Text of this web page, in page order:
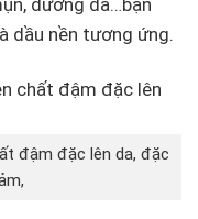
dưỡng da…bạn
dầu nền tương ứng.
đậm đặc lên da, đặc